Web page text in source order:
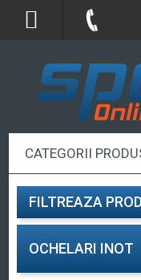
CATEGORII
OCHELARI INOT
FILTREAZA